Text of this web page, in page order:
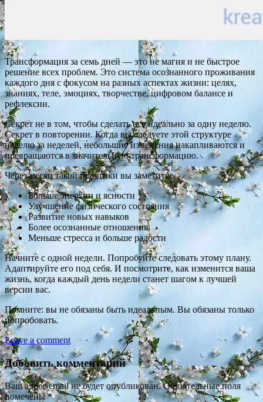
Трансформация за семь дней — это не магия и не быстрое
решение всех проблем. Это система осознанного проживания
каждого дня с фокусом на разных аспектах жизни: целях,
знаниях, теле, эмоциях, творчестве, цифровом балансе и
рефлексии.
Секрет не в том, чтобы сделать все идеально за одну неделю.
Секрет в повторении. Когда вы следуете этой структуре
неделю за неделей, небольшие изменения накапливаются и
превращаются в значительную трансформацию.
Через месяц такой практики вы заметите:
Больше энергии и ясности
Улучшение физического состояния
Развитие новых навыков
Более осознанные отношения
Меньше стресса и больше радости
Начните с одной недели. Попробуйте следовать этому плану.
Адаптируйте его под себя. И посмотрите, как изменится ваша
жизнь, когда каждый день недели станет шагом к лучшей
версии вас.
Помните: вы не обязаны быть идеальным. Вы обязаны только
попробовать.
Leave a comment
Добавить комментарий
Ваш адрес email не будет опубликован. Обязательные поля
помечены*